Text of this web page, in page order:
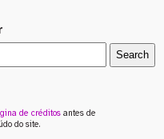
de créditos antes de
do site.